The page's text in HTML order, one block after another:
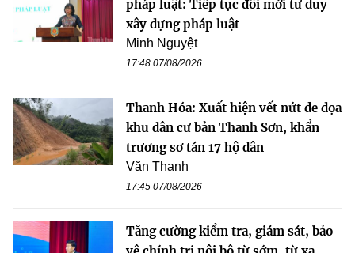
pháp luật: Tiếp tục đổi mới tư duy
xây dựng pháp luật
Minh Nguyệt
17:48 07/08/2026
Thanh Hóa: Xuất hiện vết nứt đe dọa
khu dân cư bản Thanh Sơn, khẩn
trương sơ tán 17 hộ dân
Văn Thanh
17:45 07/08/2026
Tăng cường kiểm tra, giám sát, bảo